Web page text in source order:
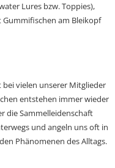
Lures bzw. Toppies),
am Bleikopf
vielen unserer Mitglieder
entstehen immer wieder
die Sammelleidenschaft
und angeln uns oft in
Phänomenen des Alltags.